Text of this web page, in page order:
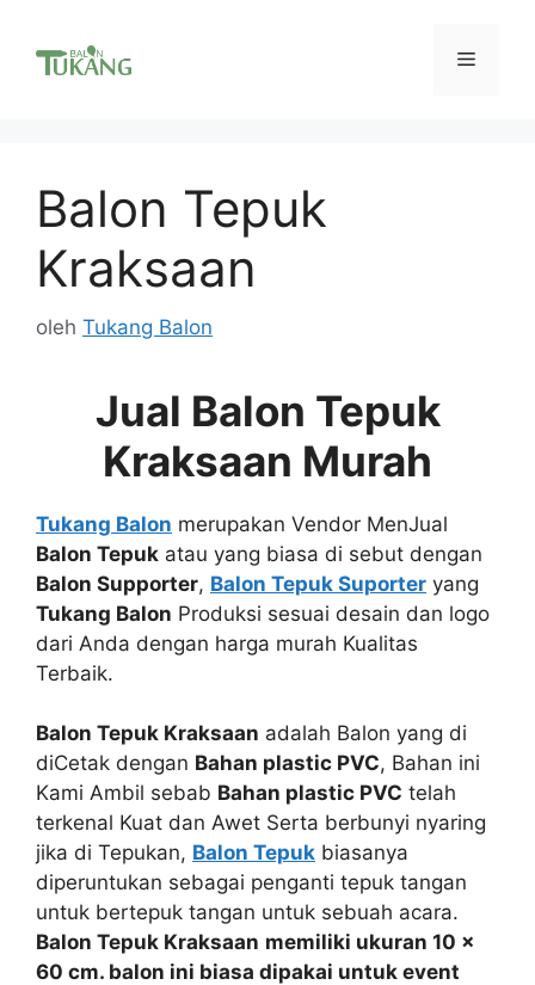
Menu
Balon Tepuk
Kraksaan
oleh Tukang Balon
Jual Balon Tepuk
Kraksaan Murah
Tukang Balon merupakan Vendor MenJual
Balon Tepuk atau yang biasa di sebut dengan
Balon Supporter, Balon Tepuk Suporter yang
Tukang Balon Produksi sesuai desain dan logo
dari Anda dengan harga murah Kualitas
Terbaik.
Balon Tepuk Kraksaan adalah Balon yang di
diCetak dengan Bahan plastic PVC, Bahan ini
Kami Ambil sebab Bahan plastic PVC telah
terkenal Kuat dan Awet Serta berbunyi nyaring
jika di Tepukan, Balon Tepuk biasanya
diperuntukan sebagai penganti tepuk tangan
untuk bertepuk tangan untuk sebuah acara.
Balon Tepuk Kraksaan memiliki ukuran 10 x
60 cm. balon ini biasa dipakai untuk event